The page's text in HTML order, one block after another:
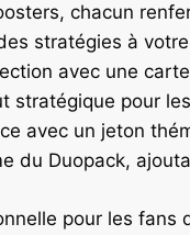
chacun
stratégies à
avec une
stratégique pour
avec un jeton
du Duopack,
pour les fans